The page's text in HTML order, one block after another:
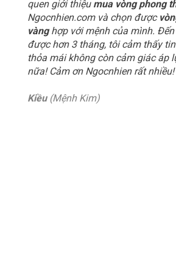
quen giới thiệu mua vòng phong
Ngocnhien.com và chọn được
vànghợp với mệnh của mình.
được hơn 3 tháng, tôi cảm thấy
thỏa mái không còn cảm giác áp
nữa! Cảm ơn Ngocnhien rất nhiều!
Kiều(Mệnh Kim)